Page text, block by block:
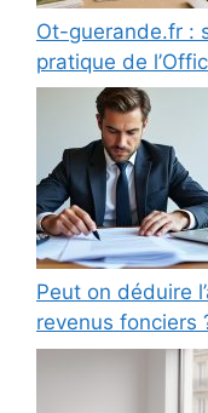
Ot-guerande.fr :
pratique de
Peut on déduire
revenus fonciers